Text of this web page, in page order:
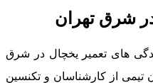
شرق تهران
های تعمیر یخچال در شرق
از کارشناسان و تکنسین